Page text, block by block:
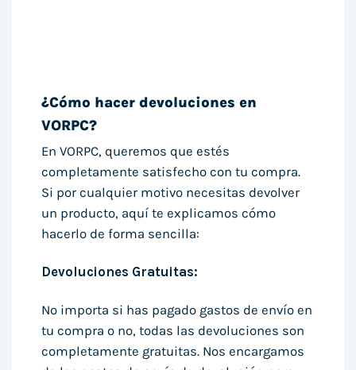
¿Cómo hacer devoluciones en
VORPC?
En VORPC, queremos que estés
completamente satisfecho con tu compra.
Si por cualquier motivo necesitas devolver
un producto, aquí te explicamos cómo
hacerlo de forma sencilla:
Devoluciones Gratuitas:
No importa si has pagado gastos de envío en
tu compra o no, todas las devoluciones son
completamente gratuitas. Nos encargamos